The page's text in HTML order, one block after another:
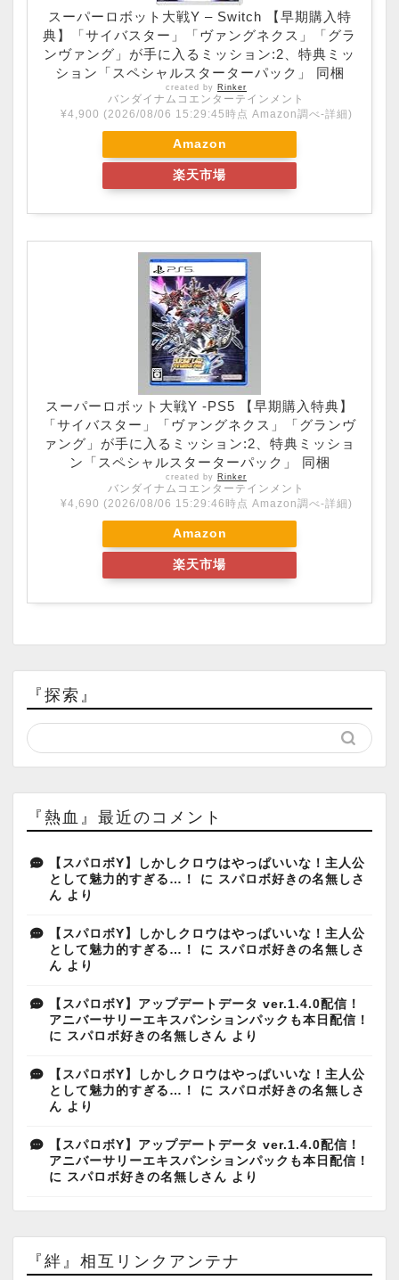
スーパーロボット大戦Y – Switch 【早期購入特
典】「サイバスター」「ヴァングネクス」「グラ
ンヴァング」が手に入るミッション:2、特典ミッ
ション「スペシャルスターターパック」 同梱
created by Rinker
バンダイナムコエンターテインメント
¥4,900 (2026/08/06 15:29:45時点 Amazon調べ-詳細)
Amazon
楽天市場
スーパーロボット大戦Y -PS5 【早期購入特典】
「サイバスター」「ヴァングネクス」「グランヴ
ァング」が手に入るミッション:2、特典ミッショ
ン「スペシャルスターターパック」 同梱
created by Rinker
バンダイナムコエンターテインメント
¥4,690 (2026/08/06 15:29:46時点 Amazon調べ-詳細)
Amazon
楽天市場
『探索』
『熱血』最近のコメント
【スパロボY】しかしクロウはやっぱいいな！主人公
として魅力的すぎる…！
に スパロボ好きの名無しさ
ん より
【スパロボY】しかしクロウはやっぱいいな！主人公
として魅力的すぎる…！
に スパロボ好きの名無しさ
ん より
【スパロボY】アップデートデータ ver.1.4.0配信！
アニバーサリーエキスパンションパックも本日配信！
に スパロボ好きの名無しさん より
【スパロボY】しかしクロウはやっぱいいな！主人公
として魅力的すぎる…！
に スパロボ好きの名無しさ
ん より
【スパロボY】アップデートデータ ver.1.4.0配信！
アニバーサリーエキスパンションパックも本日配信！
に スパロボ好きの名無しさん より
『絆』相互リンクアンテナ